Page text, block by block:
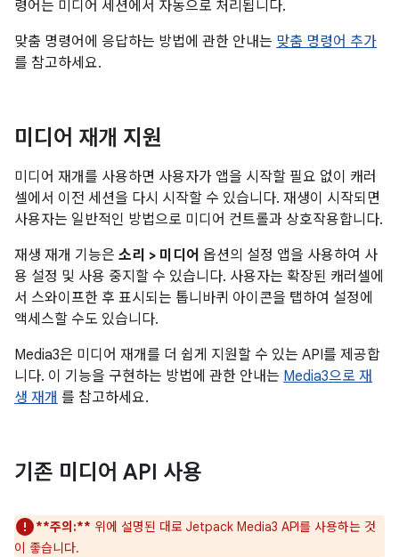
령어는 미디어 세션에서 자동으로 처리됩니다.
맞춤 명령어에 응답하는 방법에 관한 안내는 맞춤 명령어 추가
를 참고하세요.
미디어 재개 지원
미디어 재개를 사용하면 사용자가 앱을 시작할 필요 없이 캐러
셀에서 이전 세션을 다시 시작할 수 있습니다. 재생이 시작되면
사용자는 일반적인 방법으로 미디어 컨트롤과 상호작용합니다.
재생 재개 기능은 소리 > 미디어 옵션의 설정 앱을 사용하여 사
용 설정 및 사용 중지할 수 있습니다. 사용자는 확장된 캐러셀에
서 스와이프한 후 표시되는 톱니바퀴 아이콘을 탭하여 설정에
액세스할 수도 있습니다.
Media3은 미디어 재개를 더 쉽게 지원할 수 있는 API를 제공합
니다. 이 기능을 구현하는 방법에 관한 안내는 Media3으로 재
생 재개 를 참고하세요.
기존 미디어 API 사용
**주의:** 위에 설명된 대로 Jetpack Media3 API를 사용하는 것
이 좋습니다.